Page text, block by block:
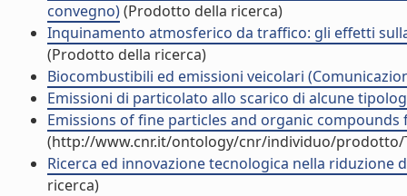
convegno)(Prodotto della ricerca)
Inquinamento atmosferico da traffico: gli effetti
(Prodotto della ricerca)
Biocombustibili ed emissioni veicolari
Emissioni di particolato allo scarico di alcune
Emissions of fine particles and organic
(http://www.cnr.it/ontology/cnr/individuo/prodotto/
Ricerca ed innovazione tecnologica nella riduzione
ricerca)